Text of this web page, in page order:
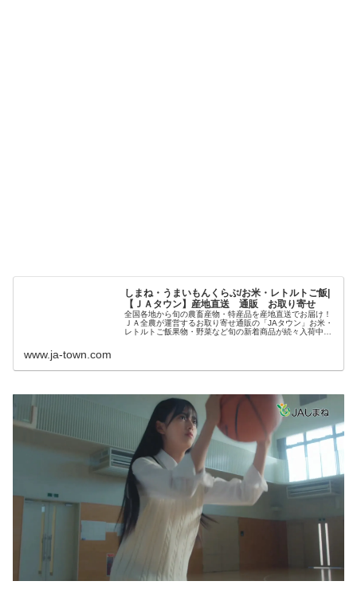
しまね・うまいもんくらぶ/お米・レトルトご飯|
【ＪＡタウン】産地直送 通販 お取り寄せ
全国各地から旬の農畜産物・特産品を産地直送でお届け！
ＪＡ全農が運営するお取り寄せ通販の「JAタウン」お米・
レトルトご飯果物・野菜など旬の新着商品が続々入荷中！
www.ja-town.com